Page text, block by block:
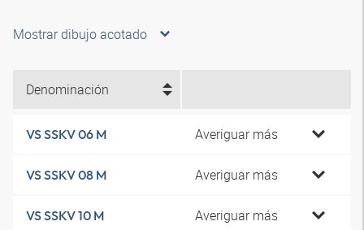
Mostrar dibujo acotado
Denominación
VS SSKV 06 M Averiguar más
VS SSKV 08 M Averiguar más
VS SSKV 10 M Averiguar más